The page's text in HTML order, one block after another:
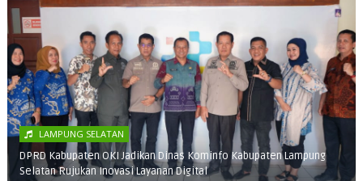
LAMPUNG SELATAN
DPRD Kabupaten OKI Jadikan Dinas Kominfo Kabupaten Lampung
Selatan Rujukan Inovasi Layanan Digital